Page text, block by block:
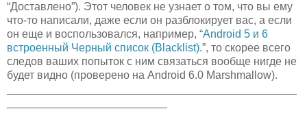
“Доставлено”). Этот человек не узнает о том, что вы ему
что-то написали, даже если он разблокирует вас, а если
он еще и воспользовался, например, “Android 5 и 6
встроенный Черный список (Blacklist).”, то скорее всего
следов ваших попыток с ним связаться вообще нигде не
будет видно (проверено на Android 6.0 Marshmallow).